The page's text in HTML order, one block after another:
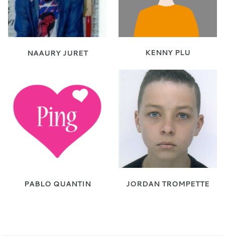
NAAURY JURET KENNY PLU
PABLO QUANTIN JORDAN TROMPETTE